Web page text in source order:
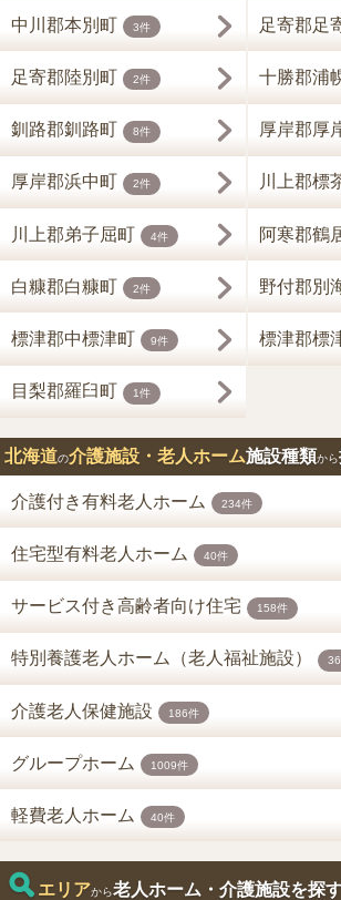
中川郡本別町 3件 足寄郡足
足寄郡陸別町 2件 十勝郡浦
釧路郡釧路町 8件 厚岸郡厚
厚岸郡浜中町 2件 川上郡標
川上郡弟子屈町 4件 阿寒郡鶴
白糠郡白糠町 2件 野付郡別
標津郡中標津町 9件 標津郡標
目梨郡羅臼町 1件
北海道の介護施設・老人ホーム施設種類から
介護付き有料老人ホーム 234件
住宅型有料老人ホーム 40件
サービス付き高齢者向け住宅 158件
特別養護老人ホーム（老人福祉施設）
介護老人保健施設 186件
グループホーム 1009件
軽費老人ホーム 40件
エリアから老人ホーム・介護施設を探